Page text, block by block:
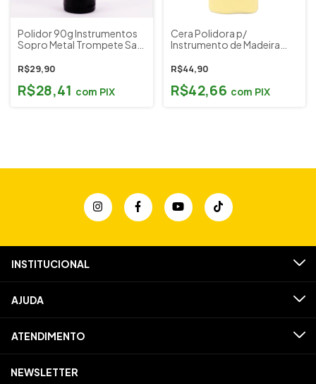
Polidor 90g Instrumentos
Sopro Metal Trompete Sax
R$29,90
R$28,41 com PIX
Cera Polidora p/
Instrumento de Madeira
R$44,90
R$42,66 com PIX
INSTITUCIONAL
AJUDA
ATENDIMENTO
NEWSLETTER